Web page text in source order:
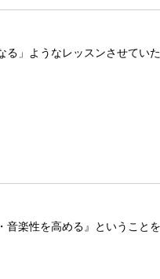
る」ようなレッスンさせてい
音楽性を高める』ということ